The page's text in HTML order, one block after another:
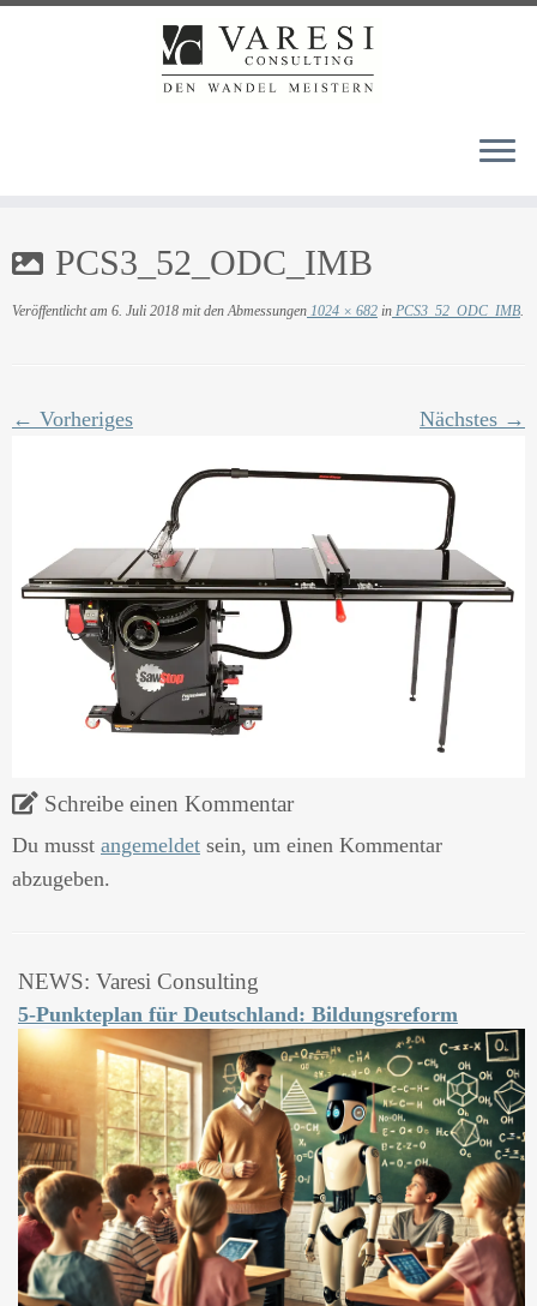
Inhalt PCS3_52_ODC_IMB
Veröffentlicht am 6. Juli 2018 mit den Abmessungen 1024 × 682 in PCS3_52_ODC_IMB.
← Vorheriges Nächstes →
Schreibe einen Kommentar
Du musst angemeldet sein, um einen Kommentar
abzugeben.
NEWS: Varesi Consulting
5-Punkteplan für Deutschland: Bildungsreform